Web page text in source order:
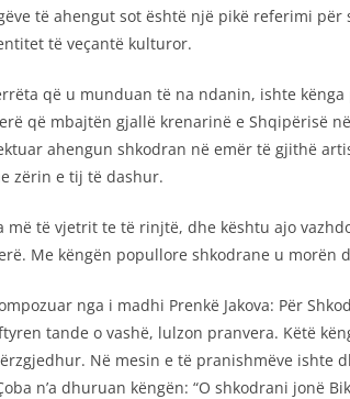
të ahengut sot është një pikë referimi
të veçantë kulturor.
që u munduan të na ndanin, ishte
që mbajtën gjallë krenarinë e Shqipërisë
ahengun shkodran në emër të gjithë
zërin e tij të dashur.
të vjetrit te të rinjtë, dhe kështu ajo
Me këngën popullore shkodrane u morën
nga i madhi Prenkë Jakova: Për
tande o vashë, lulzon pranvera. Këtë
Në mesin e të pranishmëve ishte
n’a dhuruan këngën: “O shkodrani jonë